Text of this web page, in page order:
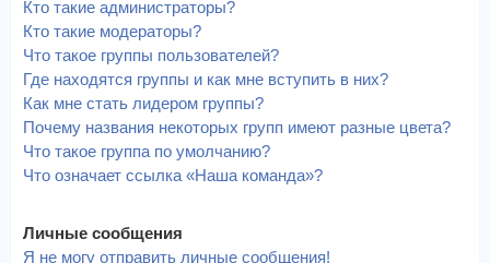
Кто такие администраторы?
Кто такие модераторы?
Что такое группы пользователей?
Где находятся группы и как мне вступить в них?
Как мне стать лидером группы?
Почему названия некоторых групп имеют разные цвета?
Что такое группа по умолчанию?
Что означает ссылка «Наша команда»?
Личные сообщения
Я не могу отправить личные сообщения!